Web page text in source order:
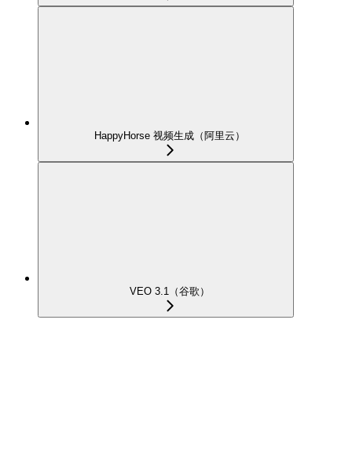
HappyHorse 视频生成（阿里云）
VEO 3.1（谷歌）